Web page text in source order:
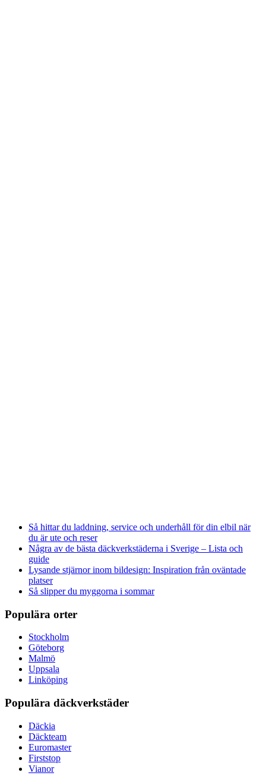
Så hittar du laddning, service och underhåll för din elbil när
du är ute och reser
Några av de bästa däckverkstäderna i Sverige – Lista och
guide
Lysande stjärnor inom bildesign: Inspiration från oväntade
platser
Så slipper du myggorna i sommar
Populära orter
Stockholm
Göteborg
Malmö
Uppsala
Linköping
Populära däckverkstäder
Däckia
Däckteam
Euromaster
Firststop
Vianor